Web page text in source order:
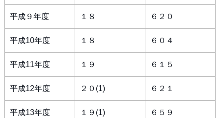
平成９年度 １８ ６２０
平成10年度 １８ ６０４
平成11年度 １９ ６１５
平成12年度 ２０(1) ６２１
平成13年度 １９(1) ６５９